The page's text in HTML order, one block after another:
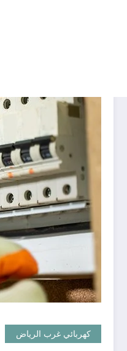
كهربائي غرب الرياض